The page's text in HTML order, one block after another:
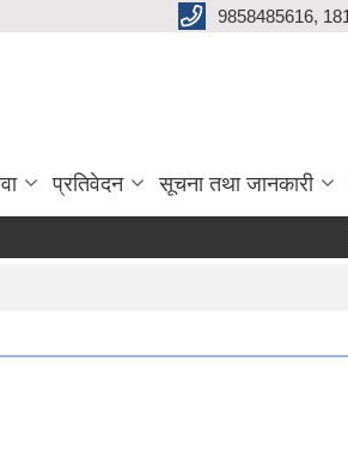
9858485616,
प्रतिवेदन सूचना तथा जानकारी